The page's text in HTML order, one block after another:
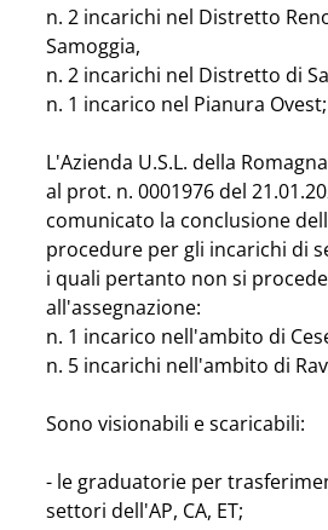
n. 2 incarichi nel Distretto
Samoggia,
n. 2 incarichi nel Distretto di
n. 1 incarico nel Pianura Ovest;
L'Azienda U.S.L. della
al prot. n. 0001976 del
comunicato la conclusione
procedure per gli incarichi di
i quali pertanto non si
all'assegnazione:
n. 1 incarico nell'ambito di
n. 5 incarichi nell'ambito di
Sono visionabili e scaricabili:
- le graduatorie per
settori dell'AP, CA, ET;